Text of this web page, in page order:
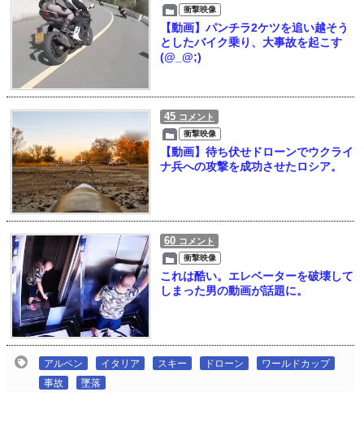
衝撃映像
【動画】パンチラ2ケツを追い越そう
としたバイク乗り、大事故を起こす
(@_@;)
45 コメント
衝撃映像
【動画】待ち伏せドローンでウクライ
ナ兵への攻撃を成功させたロシア。
60 コメント
衝撃映像
これは酷い。エレベーターを破壊して
しまった男の動画が話題に。
アルペン イタリア スキー ドローン
ワールドカップ
事故
墜落